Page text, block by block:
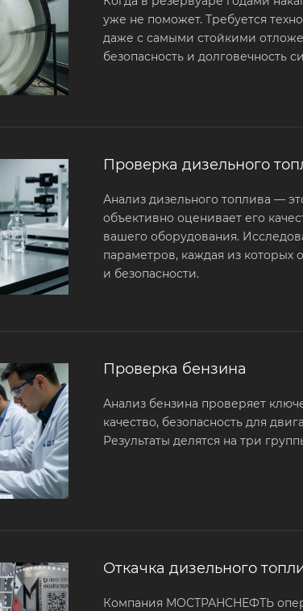
уже не поможет. Требуется
даже с самыми стойкими
безопасность и долговечность
Проверка дизельного
Анализ дизельного топлива —
объективно оценивает его
вашего оборудования.
параметров, каждая из которых
и безопасности.
Проверка бензина
Анализ бензина проверяет
качество, безопасность для
Результаты делятся на три
Откачка дизельного
Компания МОСТРАНСНЕФТЬ